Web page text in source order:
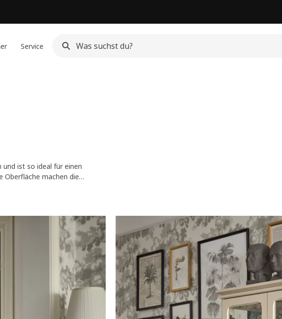
Service
ist so ideal für einen
machen die
somit überall in deinem